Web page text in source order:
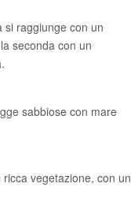
raggiunge con un
seconda con un
sabbiose con mare
vegetazione, con un